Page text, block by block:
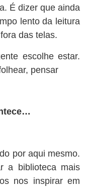
É dizer que ainda
lento da leitura
das telas.
escolhe estar.
pensar
por aqui mesmo.
a biblioteca mais
nos inspirar em